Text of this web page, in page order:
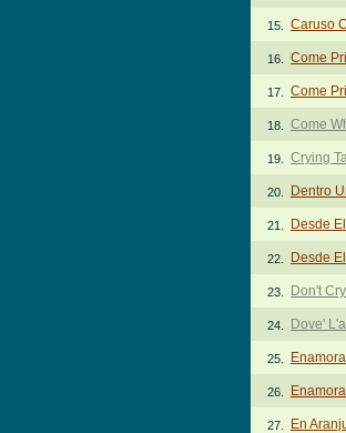
15. Caruso
16. Come
17. Come
18. Come
19. Crying
20. Dentro
21. Desde
22. Desde
23. Don't
24. Dove'
25.
26.
27. En